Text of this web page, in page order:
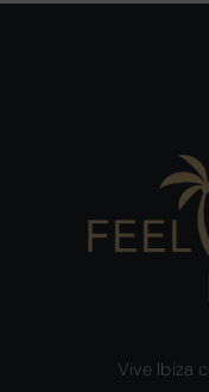
Vive Ibiza